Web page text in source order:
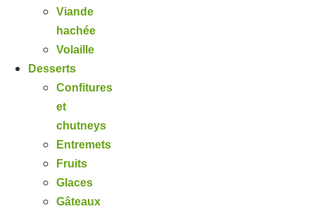
Viande
hachée
Volaille
Desserts
Confitures
et
chutneys
Entremets
Fruits
Glaces
Gâteaux